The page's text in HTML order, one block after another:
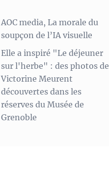
AOC media, La morale du
soupçon de l’IA visuelle
Elle a inspiré "Le déjeuner
sur l'herbe" : des photos de
Victorine Meurent
découvertes dans les
réserves du Musée de
Grenoble